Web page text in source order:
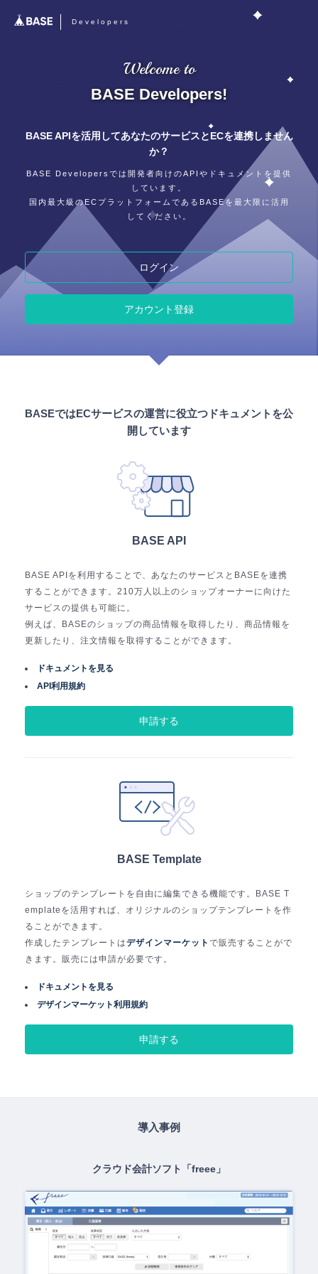
Developers
Welcome to
BASE Developers!
BASE APIを活用してあなたのサービスとECを連携しません
か？
BASE Developersでは開発者向けのAPIやドキュメントを提供
しています。
国内最大級のECプラットフォームであるBASEを最大限に活用
してください。
ログイン
アカウント登録
BASEではECサービスの運営に役立つドキュメントを公
開しています
BASE API
BASE APIを利用することで、あなたのサービスとBASEを連携
することができます。210万人以上のショップオーナーに向けた
サービスの提供も可能に。
例えば、BASEのショップの商品情報を取得したり、商品情報を
更新したり、注文情報を取得することができます。
ドキュメントを見る
API利用規約
申請する
BASE Template
ショップのテンプレートを自由に編集できる機能です。BASE T
emplateを活用すれば、オリジナルのショップテンプレートを作
ることができます。
作成したテンプレートはデザインマーケット で販売することがで
きます。販売には申請が必要です。
ドキュメントを見る
デザインマーケット利用規約
申請する
導入事例
クラウド会計ソフト「freee」